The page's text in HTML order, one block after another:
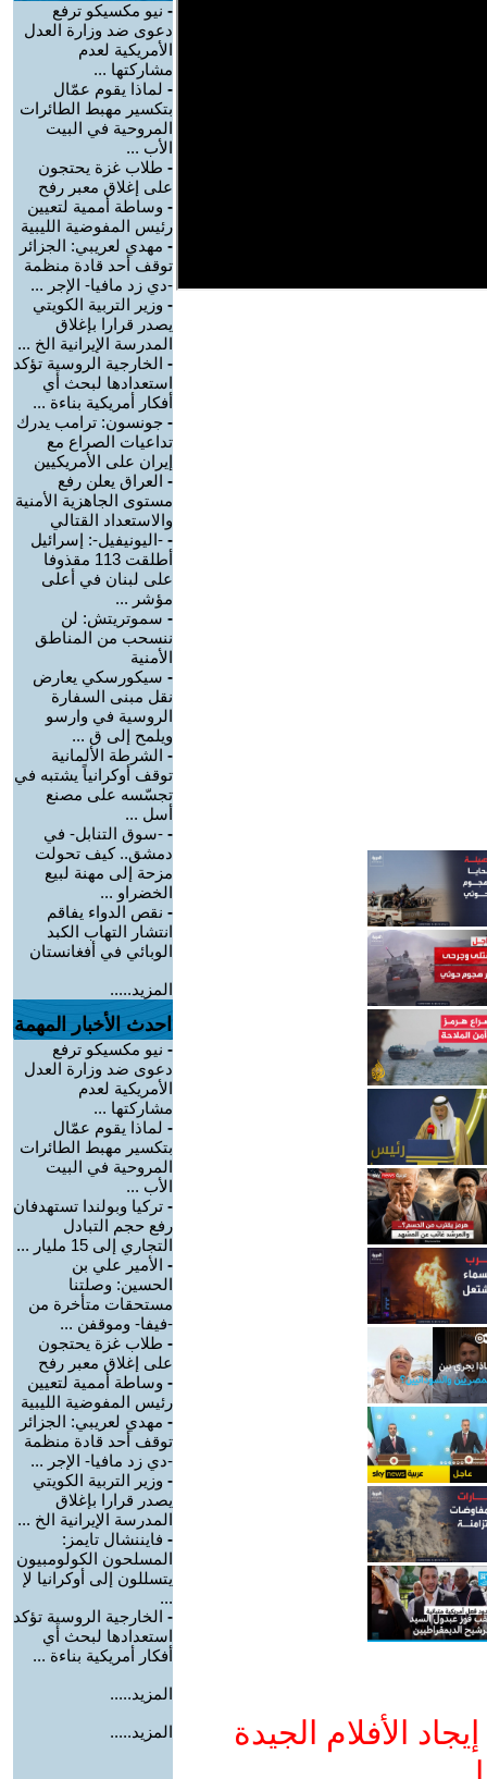
الأفلام الجيدة
- نيو مكسيكو ترفع
دعوى ضد وزارة العدل
الأمريكية لعدم
مشاركتها ...
- لماذا يقوم عمّال
بتكسير مهبط الطائرات
المروحية في البيت
الأب ...
- طلاب غزة يحتجون
على إغلاق معبر رفح
- وساطة أممية لتعيين
رئيس المفوضية الليبية
- مهدي لعريبي: الجزائر
توقف أحد قادة منظمة
-دي زد مافيا- الإجر ...
- وزير التربية الكويتي
يصدر قرارا بإغلاق
المدرسة الإيرانية الخ ...
- الخارجية الروسية تؤكد
استعدادها لبحث أي
أفكار أمريكية بناءة ...
- جونسون: ترامب يدرك
تداعيات الصراع مع
إيران على الأمريكيين
- العراق يعلن رفع
مستوى الجاهزية الأمنية
والاستعداد القتالي
- -اليونيفيل-: إسرائيل
أطلقت 113 مقذوفا
على لبنان في أعلى
مؤشر ...
- سموتريتش: لن
ننسحب من المناطق
الأمنية
- سيكورسكي يعارض
نقل مبنى السفارة
الروسية في وارسو
ويلمح إلى ق ...
- الشرطة الألمانية
توقف أوكرانياً يشتبه في
تجسّسه على مصنع
أسل ...
- -سوق التنابل- في
دمشق.. كيف تحولت
مزحة إلى مهنة لبيع
الخضراو ...
- نقص الدواء يفاقم
انتشار التهاب الكبد
الوبائي في أفغانستان
المزيد.....
احدث الأخبار المهمة
- نيو مكسيكو ترفع
دعوى ضد وزارة العدل
الأمريكية لعدم
مشاركتها ...
- لماذا يقوم عمّال
بتكسير مهبط الطائرات
المروحية في البيت
الأب ...
- تركيا وبولندا تستهدفان
رفع حجم التبادل
التجاري إلى 15 مليار ...
- الأمير علي بن
الحسين: وصلتنا
مستحقات متأخرة من
-فيفا- وموقفن ...
- طلاب غزة يحتجون
على إغلاق معبر رفح
- وساطة أممية لتعيين
رئيس المفوضية الليبية
- مهدي لعريبي: الجزائر
توقف أحد قادة منظمة
-دي زد مافيا- الإجر ...
- وزير التربية الكويتي
يصدر قرارا بإغلاق
المدرسة الإيرانية الخ ...
- فايننشال تايمز:
المسلحون الكولومبيون
يتسللون إلى أوكرانيا لإ
...
- الخارجية الروسية تؤكد
استعدادها لبحث أي
أفكار أمريكية بناءة ...
المزيد.....
المزيد.....